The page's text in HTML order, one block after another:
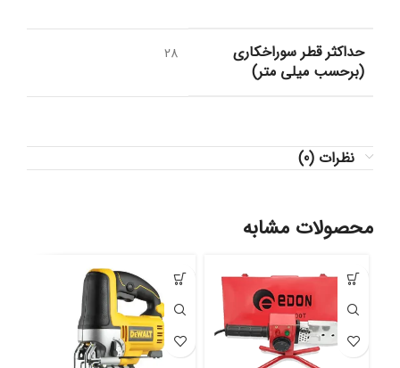
حداکثر قطر سوراخکاری
(برحسب میلی متر)
28
نظرات (0)
محصولات مشابه